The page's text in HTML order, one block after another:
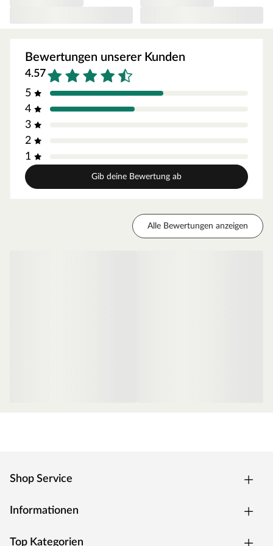
Dank vormontierter Elemente und der ausführlichen
Individuell erweiterbar
Das Stelzenhaus hat eine Podesthöhe von 120 cm und
kann optional durch weiteres Zubehör, wie z.B. Haltegriffe,
Lenkräder erweitert werden. Beachte hierzu unser großes
Bewertungen unserer Kunden
4.57
5
4
3
2
1
Gib deine Bewertung ab
Alle Bewertungen anzeigen
Shop Service
Informationen
Top Kategorien